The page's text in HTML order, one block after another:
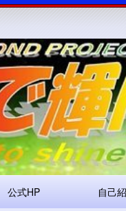
公式HP 自己